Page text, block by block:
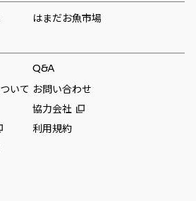
はまだお魚市場
Q&A
いて お問い合わせ
協力会社
利用規約